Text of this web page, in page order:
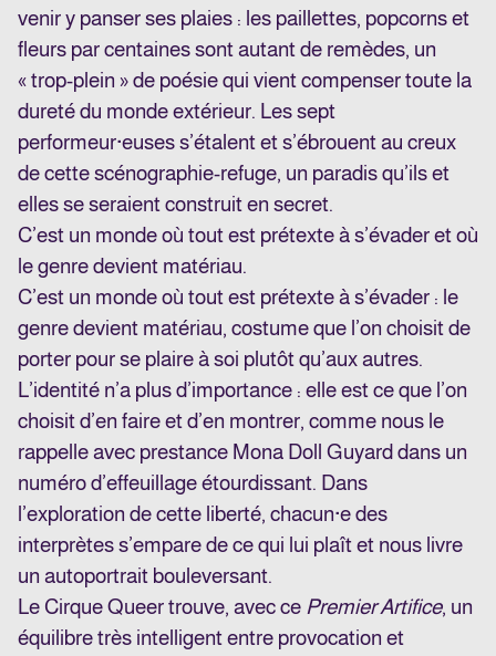
venir y panser ses plaies : les paillettes, popcorns et
fleurs par centaines sont autant de remèdes, un
« trop-plein » de poésie qui vient compenser toute la
dureté du monde extérieur. Les sept
performeur·euses s’étalent et s’ébrouent au creux
de cette scénographie-refuge, un paradis qu’ils et
elles se seraient construit en secret.
C’est un monde où tout est prétexte à s’évader et où
le genre devient matériau.
C’est un monde où tout est prétexte à s’évader : le
genre devient matériau, costume que l’on choisit de
porter pour se plaire à soi plutôt qu’aux autres.
L’identité n’a plus d’importance : elle est ce que l’on
choisit d’en faire et d’en montrer, comme nous le
rappelle avec prestance Mona Doll Guyard dans un
numéro d’effeuillage étourdissant. Dans
l’exploration de cette liberté, chacun·e des
interprètes s’empare de ce qui lui plaît et nous livre
un autoportrait bouleversant.
Le Cirque Queer trouve, avec ce Premier Artifice, un
équilibre très intelligent entre provocation et